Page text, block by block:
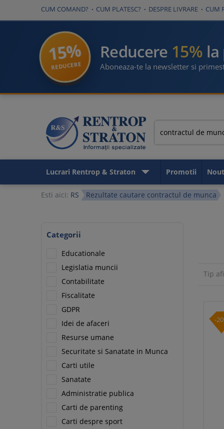
CUM COMAND? CUM PLATESC? DESPRE LIVRARE CUM
15%
REDUCERE
Reducere 15%
Aboneaza-te la newsletter si
Lucrari Rentrop & Straton Promotii
Esti aici: RS Rezultate cautare contractul de munca
Categorii
Educationale
Legislatia muncii
Contabilitate
Fiscalitate
GDPR
Idei de afaceri
Resurse umane
Securitate si Sanatate in Munca
Carti utile
Sanatate
Administratie publica
Carti de parenting
Carti despre sport
Tip
-